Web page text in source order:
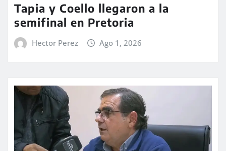
Tapia y Coello llegaron a la
semifinal en Pretoria
Hector Perez Ago 1, 2026